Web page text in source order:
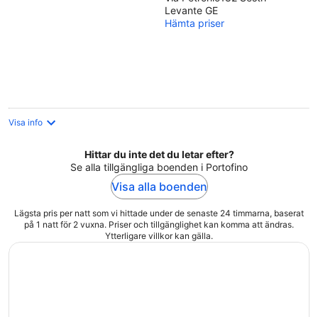
aug.Levante GE
Hämta priser
Visa info
Hittar du inte det du letar efter?
Se alla tillgängliga boenden i Portofino
Visa alla boenden
Lägsta pris per natt som vi hittade under de senaste 24 timmarna, baserat
på 1 natt för 2 vuxna. Priser och tillgänglighet kan komma att ändras.
Ytterligare villkor kan gälla.